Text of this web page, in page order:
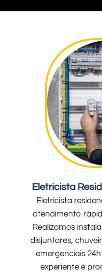
Eletricista
Eletricista
atendimento
Realizamos
disjuntores,
emergenciais
experiente e